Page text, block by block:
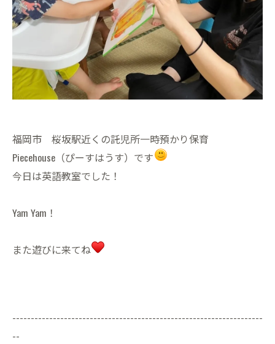
福岡市 桜坂駅近くの託児所一時預かり保育
Piecehouse（ぴーすはうす）です
今日は英語教室でした！
Yam Yam！
また遊びに来てね
--------------------------------------------------------------------
--